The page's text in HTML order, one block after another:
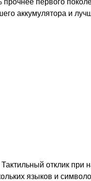
первого
аккумулятора и
отклик
языков и